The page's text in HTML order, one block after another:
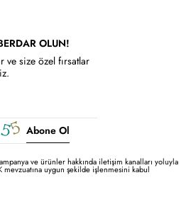
OLUN!
ve size özel fırsatlar
Abone Ol
ve ürünler hakkında iletişim kanalları yoluyla
mevzuatına uygun şekilde işlenmesini kabul